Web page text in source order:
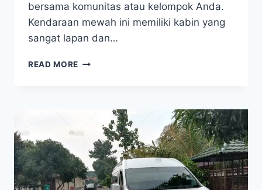
bersama komunitas atau kelompok Anda.
Kendaraan mewah ini memiliki kabin yang
sangat lapan dan…
READ MORE SEWA